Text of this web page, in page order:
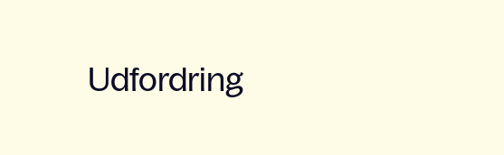
Udfordring